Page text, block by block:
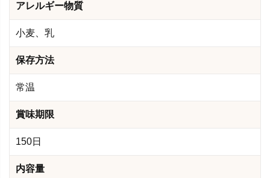
アレルギー物質
小麦、乳
保存方法
常温
賞味期限
150日
内容量